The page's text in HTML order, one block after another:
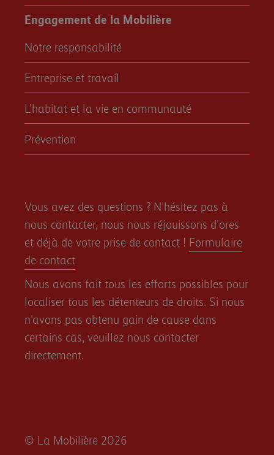
Engagement de la Mobilière
Notre responsabilité
Entreprise et travail
L’habitat et la vie en communauté
Prévention
Vous avez des questions ? N'hésitez pas à
nous contacter, nous nous réjouissons d'ores
et déjà de votre prise de contact ! Formulaire
de contact
Nous avons fait tous les efforts possibles pour
localiser tous les détenteurs de droits. Si nous
n'avons pas obtenu gain de cause dans
certains cas, veuillez nous contacter
directement.
© La Mobilière 2026